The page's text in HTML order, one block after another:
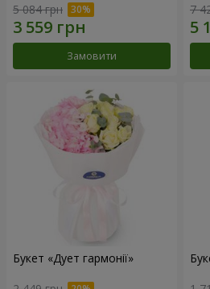
5 084 грн
Замовити
7
Букет «Дует гармонії»